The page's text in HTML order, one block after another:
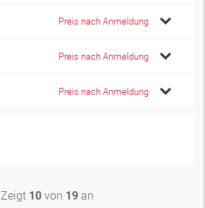
Preis nach Anmeldung
Preis nach Anmeldung
Preis nach Anmeldung
Zeigt 10 von 19 an